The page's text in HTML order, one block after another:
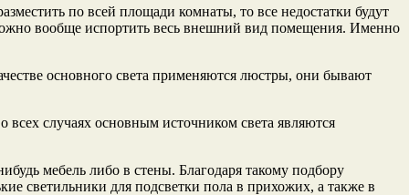
по всей площади комнаты, то все недостатки будут
вообще испортить весь внешний вид помещения. Именно
основного света применяются люстры, они бывают
случаях основным источником света являются
мебель либо в стены. Благодаря такому подбору
светильники для подсветки пола в прихожих, а также в